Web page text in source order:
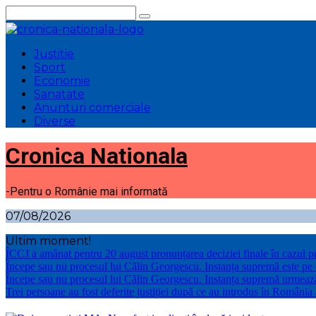
la
conținut
Justitie
Sport
Economie
Sanatate
Anunturi comerciale
Diverse
Cronica Nationala
-Pentru o Românie mai informată
07/08/2026
Ultim moment!
ÎCCJ a amânat pentru 20 august pronunțarea deciziei finale în
Începe sau nu procesul lui Călin Georgescu. Instanța supremă este
Începe sau nu procesul lui Călin Georgescu. Instanța supremă
Trei persoane au fost deferite justiției după ce au introdus în